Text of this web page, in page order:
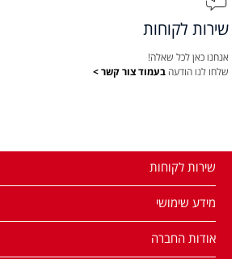
שירות לקוחות
אנחנו כאן לכל שאלה!
שלחו לנו הודעה בעמוד צור קשר >
שירות לקוחות
מידע שימושי
אודות החברה